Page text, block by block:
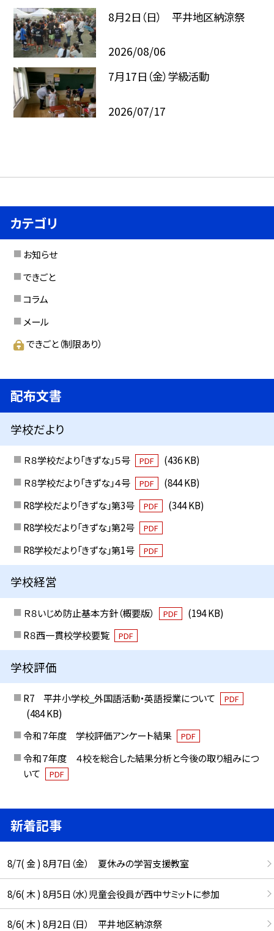
8月2日（日） 平井地区納涼祭
2026/08/06
7月17日（金）学級活動
2026/07/17
カテゴリ
お知らせ
できごと
コラム
メール
できごと（制限あり）
配布文書
学校だより
Ｒ８学校だより「きずな」５号 PDF
(436 KB)
Ｒ８学校だより「きずな」４号
PDF
(844 KB)
R8学校だより「きずな」第3号
PDF
(344 KB)
R8学校だより「きずな」第2号
PDF
R8学校だより「きずな」第1号 PDF
学校経営
Ｒ８いじめ防止基本方針（概要版） PDF
(194 KB)
R８西一貫校学校要覧
PDF
学校評価
R7 平井小学校_外国語活動・英語授業について PDF
(484 KB)
令和７年度 学校評価アンケート結果
PDF
令和７年度 ４校を総合した結果分析と今後の取り組みにつ
いて
PDF
新着記事
8/7( 金 ) 8月7日（金） 夏休みの学習支援教室
8/6( 木 ) 8月5日（水）児童会役員が西中サミットに参加
8/6( 木 ) 8月2日（日） 平井地区納涼祭